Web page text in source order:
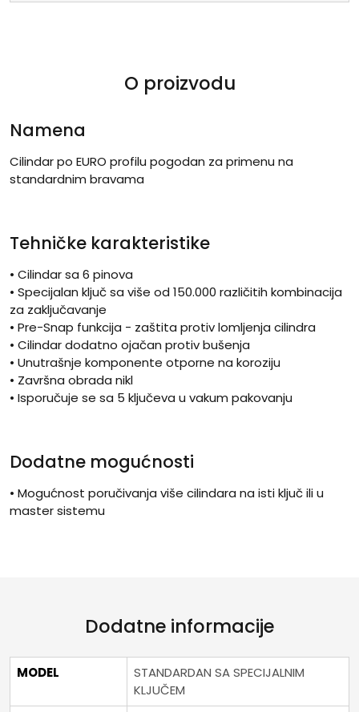
O proizvodu
Namena
Cilindar po EURO profilu pogodan za primenu na
standardnim bravama
Tehničke karakteristike
• Cilindar sa 6 pinova
• Specijalan ključ sa više od 150.000 različitih kombinacija
za zaključavanje
• Pre-Snap funkcija - zaštita protiv lomljenja cilindra
• Cilindar dodatno ojačan protiv bušenja
• Unutrašnje komponente otporne na koroziju
• Završna obrada nikl
• Isporučuje se sa 5 ključeva u vakum pakovanju
Dodatne mogućnosti
• Mogućnost poručivanja više cilindara na isti ključ ili u
master sistemu
Dodatne informacije
MODEL
STANDARDAN SA SPECIJALNIM
KLJUČEM